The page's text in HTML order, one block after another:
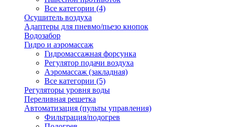
Все категории (4)
Осушитель воздуха
Адаптеры для пневмо/пьезо кнопок
Водозабор
Гидро и аэромассаж
Гидромассажная форсунка
Регулятор подачи воздуха
Аэромассаж (закладная)
Все категории (5)
Регуляторы уровня воды
Переливная решетка
Автоматизация (пульты управления)
Фильтрация/подогрев